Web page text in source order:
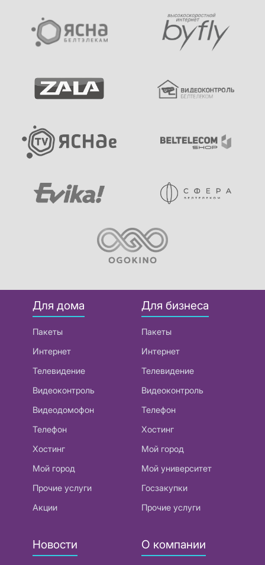
Для дома
Пакеты
Интернет
Телевидение
Видеоконтроль
Видеодомофон
Телефон
Хостинг
Мой город
Прочие услуги
Акции
Для бизнеса
Пакеты
Интернет
Телевидение
Видеоконтроль
Телефон
Хостинг
Мой город
Мой университет
Госзакупки
Прочие услуги
Новости О компании